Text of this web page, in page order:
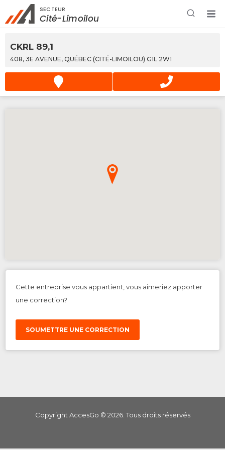
Rechercher à proximité - Entreprise / Rabais /
Services
SECTEUR
Cité-Limoilou
CKRL 89,1
408, 3E AVENUE, QUÉBEC (CITÉ-LIMOILOU) G1L 2W1
Cette entreprise vous appartient, vous aimeriez apporter
une correction?
SOUMETTRE UNE CORRECTION
Copyright AccesGo © 2026. Tous droits réservés